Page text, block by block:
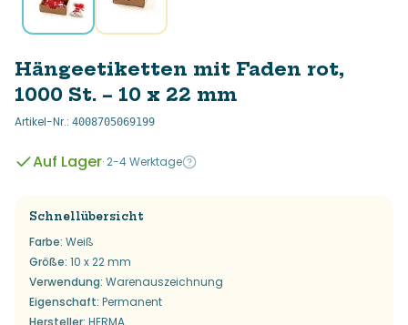
Hängeetiketten mit Faden rot,
1000 St. – 10 x 22 mm
Artikel-Nr.: 4008705069199
Auf Lager· 2-4 Werktage
Schnellübersicht
Farbe: Weiß
Größe: 10 x 22 mm
Verwendung: Warenauszeichnung
Eigenschaft: Permanent
Hersteller: HERMA